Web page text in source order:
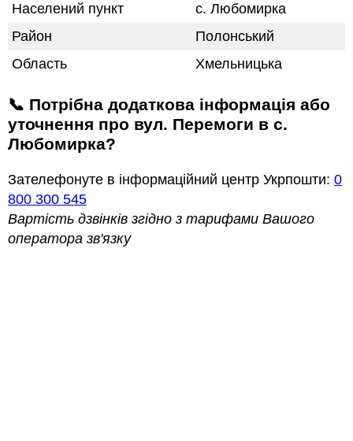
Населений пункт
с. Любомирка
Район
Полонський
Область
Хмельницька
📞 Потрібна додаткова інформація або
уточнення про вул. Перемоги в с.
Любомирка?
Зателефонуте в інформаційний центр Укрпошти: 0
800 300 545
Вартість дзвінків згідно з тарифами Вашого
оператора зв'язку